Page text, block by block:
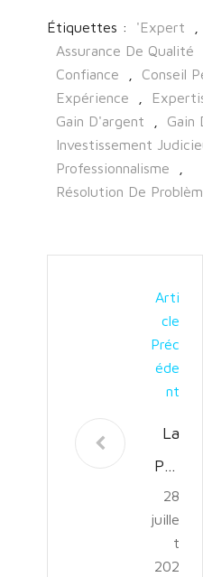
Étiquettes : 'expert
Assurance De Qualité
Confiance
Conseil
Expérience
Gain D'argent
Gain
Investissement
Professionnalisme
Résolution De
Arti
Cle
Préc
Éde
Nt
La
Pas
sion
du
Spo
28
juille
t
202